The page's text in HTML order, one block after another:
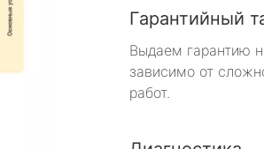
Гарантийный
Выдаем гарантию
зависимо от
работ.